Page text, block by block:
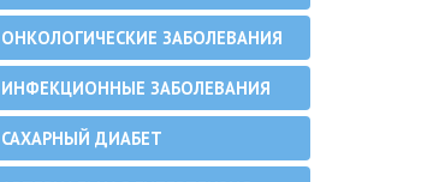
ОНКОЛОГИЧЕСКИЕ ЗАБОЛЕВАНИЯ
ИНФЕКЦИОННЫЕ ЗАБОЛЕВАНИЯ
САХАРНЫЙ ДИАБЕТ